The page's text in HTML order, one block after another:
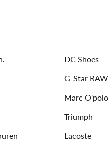
DC Shoes
G-Star RAW
Marc O'polo
Triumph
Lacoste